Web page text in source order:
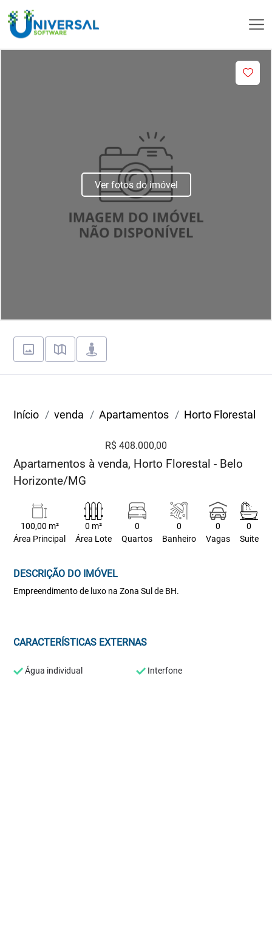
Ver fotos do imóvel
Início venda Apartamentos Horto Florestal
R$ 408.000,00
Apartamentos à venda, Horto Florestal - Belo
Horizonte/MG
100,00 m²
Área Principal
0 m²
Área Lote
0
Quartos
0
Banheiro
0
Vagas
0
Suite
DESCRIÇÃO DO IMÓVEL
Empreendimento de luxo na Zona Sul de BH.
CARACTERÍSTICAS EXTERNAS
Água individual Interfone